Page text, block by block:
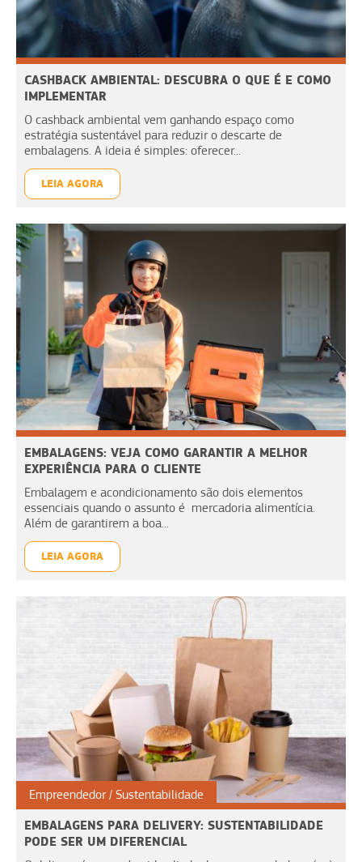
CASHBACK AMBIENTAL: DESCUBRA O QUE É E COMO
IMPLEMENTAR
O cashback ambiental vem ganhando espaço como
estratégia sustentável para reduzir o descarte de
embalagens. A ideia é simples: oferecer...
LEIA AGORA
EMBALAGENS: VEJA COMO GARANTIR A MELHOR
EXPERIÊNCIA PARA O CLIENTE
Embalagem e acondicionamento são dois elementos
essenciais quando o assunto é mercadoria alimentícia.
Além de garantirem a boa...
LEIA AGORA
Empreendedor Sustentabilidade
EMBALAGENS PARA DELIVERY: SUSTENTABILIDADE
PODE SER UM DIFERENCIAL